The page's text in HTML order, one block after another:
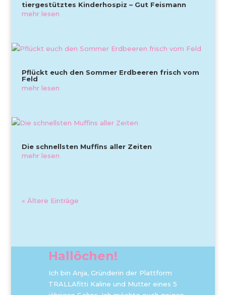
tiergestütztes Kinderhospiz – Gut Feismann
mehr lesen
Pflückt euch den Sommer Erdbeeren frisch vom
Feld
mehr lesen
Die schnellsten Muffins aller Zeiten
mehr lesen
« Ältere Einträge
Hallöchen!
Ich bin Anja, Gründerin der Plattform
TRALLAfitti Kaline und Mutter eines 5